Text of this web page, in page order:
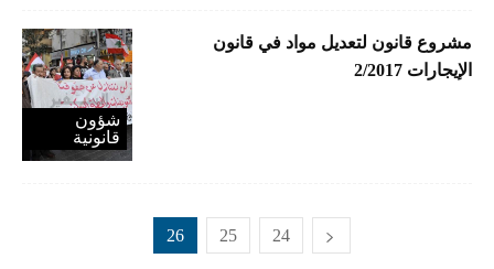
شؤون
قانونية
مشروع قانون لتعديل مواد في قانون
الإيجارات 2/2017
24
25
26